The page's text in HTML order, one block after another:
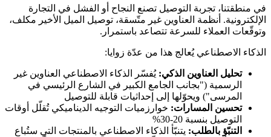
في منطقتنا، تجربة التوصيل تصنع النجاح أو الفشل في التجارة
الإلكترونية. أنظمة العناوين غير متّسقة، توصيل الميل الأخير مكلف،
وتوقّعات العملاء للسرعة تتصاعد باستمرار.
الذكاء الاصطناعي يُعالج هذا من عدّة زوايا:
تحليل العناوين الذكي:يُفسّر الذكاء الاصطناعي العناوين غير
الرسمية ("بجانب الجامع الكبير في الشارع الرئيسي في
المرسى") ويحوّلها إلى إحداثيات قابلة للتوصيل
تحسين المسارات:خوارزميات التوجيه الديناميكي تُقلّل أوقات
التوصيل بنسبة 20-30%
التنبّؤ بالطلب:يتنبّأ الذكاء الاصطناعي بالمنتجات التي ستُباع